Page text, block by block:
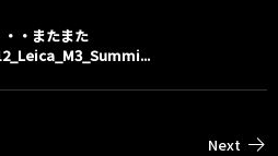
・またまた
Next